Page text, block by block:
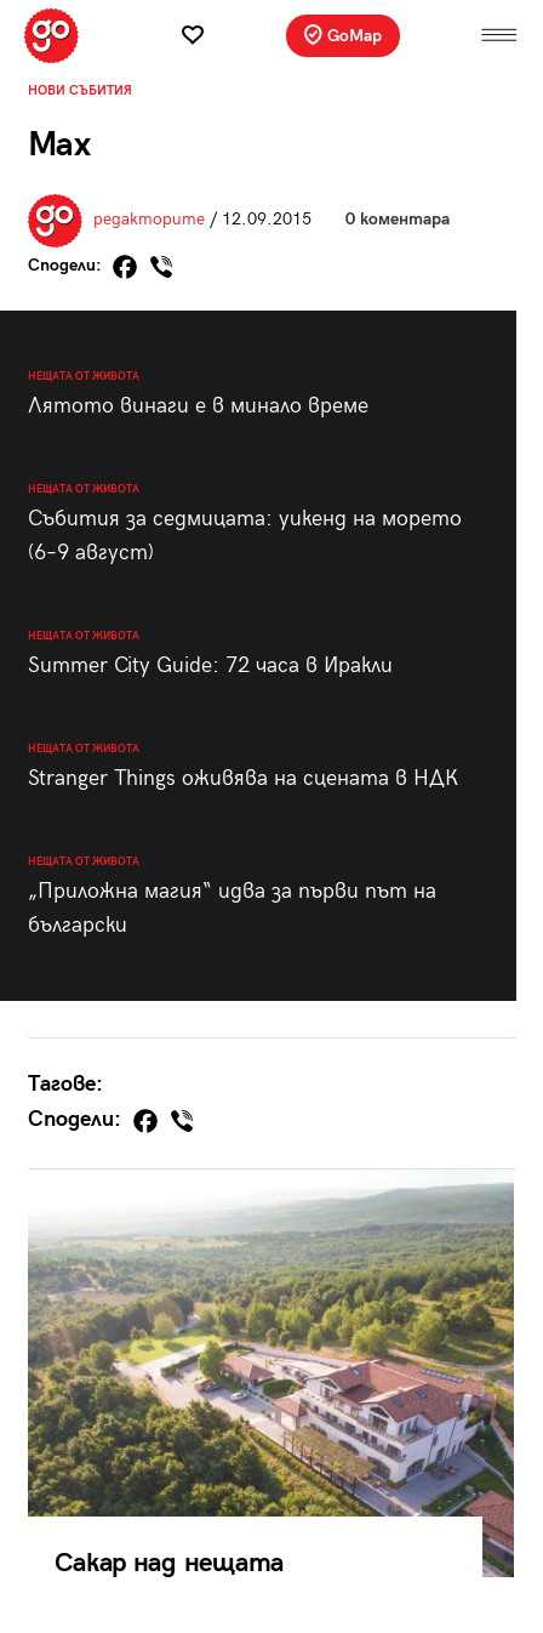
GoMap
НОВИ СЪБИТИЯ
Max
редакторите/ 12.09.2015 0 коментара
Сподели:
НЕЩАТА ОТ ЖИВОТА
Лятото винаги е в минало време
НЕЩАТА ОТ ЖИВОТА
Събития за седмицата: уикенд на морето
(6–9 август)
НЕЩАТА ОТ ЖИВОТА
Summer City Guide: 72 часа в Иракли
НЕЩАТА ОТ ЖИВОТА
Stranger Things оживява на сцената в НДК
НЕЩАТА ОТ ЖИВОТА
„Приложна магия“ идва за първи път на
български
Тагове:
Сподели:
Сакар над нещата